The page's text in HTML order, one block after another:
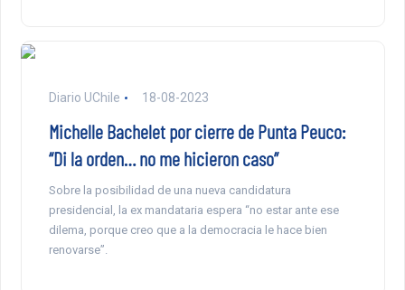
Diario UChile 18-08-2023
Michelle Bachelet por cierre de Punta Peuco:
“Di la orden… no me hicieron caso”
Sobre la posibilidad de una nueva candidatura
presidencial, la ex mandataria espera “no estar ante ese
dilema, porque creo que a la democracia le hace bien
renovarse”.